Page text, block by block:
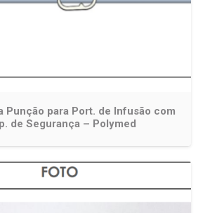
Punção para Port. de Infusão com
de Segurança – Polymed